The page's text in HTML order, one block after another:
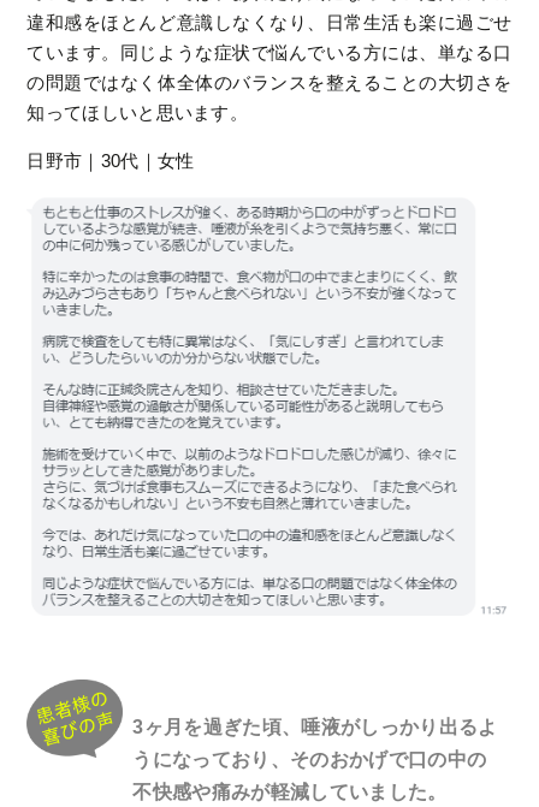
違和感をほとんど意識しなくなり、日常生活も楽に過ごせ
ています。同じような症状で悩んでいる方には、単なる口
の問題ではなく体全体のバランスを整えることの大切さを
知ってほしいと思います。
日野市｜30代｜女性
3ヶ月を過ぎた頃、唾液がしっかり出るよ
うになっており、そのおかげで口の中の
不快感や痛みが軽減していました。